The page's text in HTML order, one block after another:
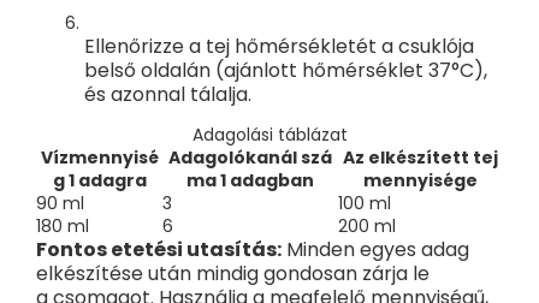
Ellenőrizze a tej hőmérsékletét a csuklója
belső oldalán (ajánlott hőmérséklet 37°C),
és azonnal tálalja.
Adagolási táblázat
Vízmennyisé
g 1 adagra
Adagolókanál szá
ma 1 adagban
Az elkészített tej
mennyisége
90 ml
3
100 ml
180 ml
6 200 ml
Fontos etetési utasítás: Minden egyes adag
elkészítése után mindig gondosan zárja le